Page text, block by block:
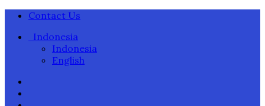
Contact Us
Indonesia
Indonesia
English